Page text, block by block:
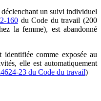
un suivi individuel
160du Code du travail (200
la femme), est abandonné
identifiée comme exposée au
elle est automatiquement
23 du Code du travail)